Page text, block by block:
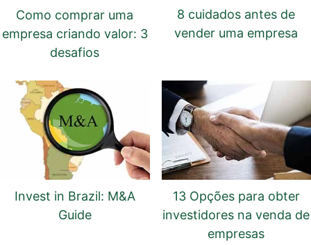
Como comprar uma
empresa criando valor: 3
desafios
8 cuidados antes de
vender uma empresa
Invest in Brazil: M&A
Guide
13 Opções para obter
investidores na venda de
empresas